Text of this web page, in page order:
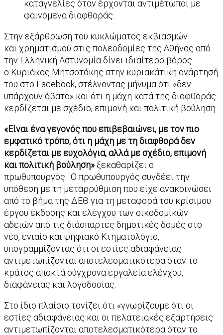
καταγγελίες όταν έρχονται αντιμέτωποι με
φαινόμενα διαφθοράς.
Στην εξάρθρωση του κυκλώματος εκβιασμών
και χρηματισμού στις πολεοδομίες της Αθήνας από
την Ελληνική Αστυνομία δίνει ιδιαίτερο βάρος
ο Κυριάκος Μητσοτάκης στην κυριακάτικη ανάρτησή
του στο Facebook, στέλνοντας μήνυμα ότι «δεν
υπάρχουν άβατα» και ότι η μάχη κατά της διαφθοράς
κερδίζεται με σχέδιο, επιμονή και πολιτική βούληση.
«Είναι ένα γεγονός που επιβεβαιώνει, με τον πιο
εμφατικό τρόπο, ότι η μάχη με τη διαφθορά δεν
κερδίζεται με ευχολόγια, αλλά με σχέδιο, επιμονή
και πολιτική βούληση»ξεκαθαρίζει ο
πρωθυπουργός. Ο πρωθυπουργός συνδέει την
υπόθεση με τη μεταρρύθμιση που είχε ανακοινώσει
από το βήμα της ΔΕΘ για τη μεταφορά του κρίσιμου
έργου έκδοσης και ελέγχου των οικοδομικών
αδειών από τις διάσπαρτες δημοτικές δομές στο
νέο, ενιαίο και ψηφιακό Κτηματολόγιο,
υπογραμμίζοντας ότι οι εστίες αδιαφάνειας
αντιμετωπίζονται αποτελεσματικότερα όταν το
κράτος αποκτά σύγχρονα εργαλεία ελέγχου,
διαφάνειας και λογοδοσίας.
Στο ίδιο πλαίσιο τονίζει ότι «γνωρίζουμε ότι οι
εστίες αδιαφάνειας και οι πελατειακές εξαρτήσεις
αντιμετωπίζονται αποτελεσματικότερα όταν το